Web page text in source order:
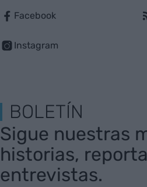
Facebook
Instagram
BOLETÍN
Sigue nuestras
historias,
entrevistas.